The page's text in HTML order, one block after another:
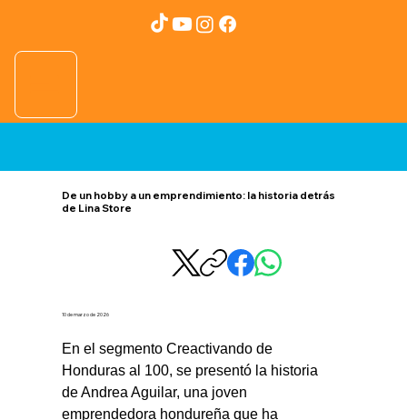
De un hobby a un emprendimiento: la historia detrás
de Lina Store
10 de marzo de 2026
En el segmento Creactivando de
Honduras al 100, se presentó la historia
de Andrea Aguilar, una joven
emprendedora hondureña que ha